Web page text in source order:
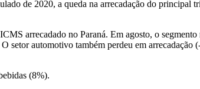
de 2020, a queda na arrecadação do principal
arrecadado no Paraná. Em agosto, o
setor automotivo também perdeu em arrecadação
(8%).